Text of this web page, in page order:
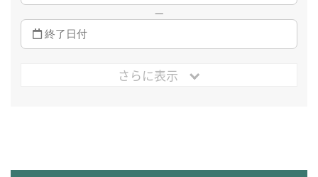
—
さらに表示